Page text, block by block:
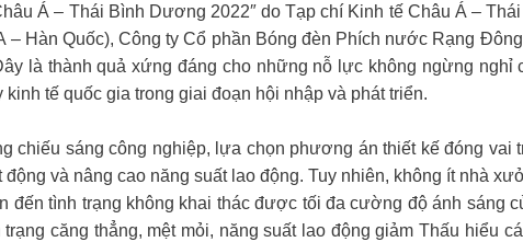
Á – Thái Bình Dương 2022″ do Tạp chí Kinh tế Châu Á –
Hàn Quốc), Công ty Cổ phần Bóng đèn Phích nước Rạng
là thành quả xứng đáng cho những nỗ lực không ngừng
tế quốc gia trong giai đoạn hội nhập và phát triển.
chiếu sáng công nghiệp, lựa chọn phương án thiết kế đóng vai
và nâng cao năng suất lao động. Tuy nhiên, không ít nhà
đến tình trạng không khai thác được tối đa cường độ ánh sáng
căng thẳng, mệt mỏi, năng suất lao động giảm Thấu hiểu